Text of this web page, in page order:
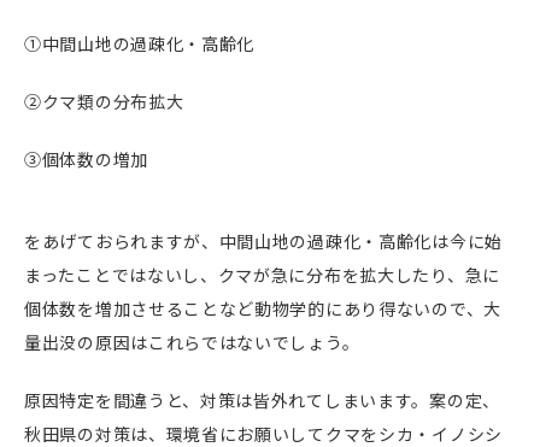
①中間山地の過疎化・高齢化
②クマ類の分布拡大
③個体数の増加
をあげておられますが、中間山地の過疎化・高齢化は今に始
まったことではないし、クマが急に分布を拡大したり、急に
個体数を増加させることなど動物学的にあり得ないので、大
量出没の原因はこれらではないでしょう。
原因特定を間違うと、対策は皆外れてしまいます。案の定、
秋田県の対策は、環境省にお願いしてクマをシカ・イノシシ